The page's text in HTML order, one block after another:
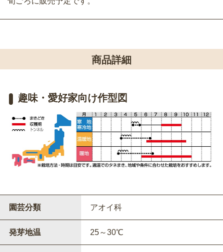
商品詳細
趣味・愛好家向け作型図
園芸分類 アオイ科
発芽地温 25～30℃